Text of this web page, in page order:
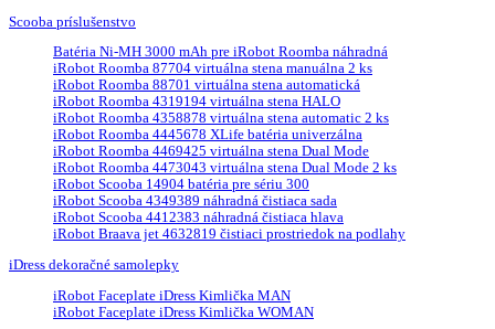
Scooba príslušenstvo
Batéria Ni-MH 3000 mAh pre iRobot Roomba náhradná
iRobot Roomba 87704 virtuálna stena manuálna 2 ks
iRobot Roomba 88701 virtuálna stena automatická
iRobot Roomba 4319194 virtuálna stena HALO
iRobot Roomba 4358878 virtuálna stena automatic 2 ks
iRobot Roomba 4445678 XLife batéria univerzálna
iRobot Roomba 4469425 virtuálna stena Dual Mode
iRobot Roomba 4473043 virtuálna stena Dual Mode 2 ks
iRobot Scooba 14904 batéria pre sériu 300
iRobot Scooba 4349389 náhradná čistiaca sada
iRobot Scooba 4412383 náhradná čistiaca hlava
iRobot Braava jet 4632819 čistiaci prostriedok na podlahy
iDress dekoračné samolepky
iRobot Faceplate iDress Kimlička MAN
iRobot Faceplate iDress Kimlička WOMAN